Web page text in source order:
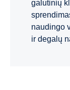
galutinių
naudingo
ir degalų